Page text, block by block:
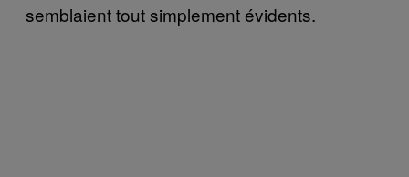
semblaient tout simplement évidents.